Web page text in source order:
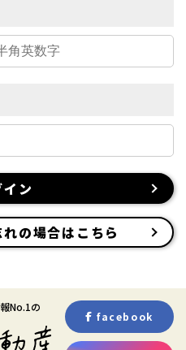
ン
の場合はこちら
No.1の
facebook